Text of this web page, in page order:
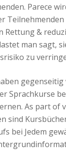
Parece
Rettung &
man sagt,
zu
Sprachkurse
As part of
sind
bei Jedem